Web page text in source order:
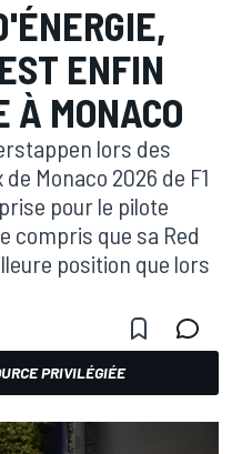
ENFIN
MONACO
lors des
Monaco 2026 de F1
pour le pilote
compris que sa Red
position que lors
PRIVILÉGIÉE